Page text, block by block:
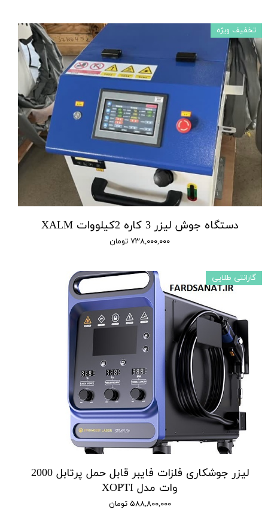
دستگاه جوش لیزر 3 کاره 2کیلووات XALM
۷۳۸,۰۰۰,۰۰۰ تومان
تخفیف ویژه
لیزر جوشکاری فلزات فایبر قابل حمل پرتابل 2000
وات مدل XOPTI
۵۸۸,۸۰۰,۰۰۰ تومان
گارانتی طلایی